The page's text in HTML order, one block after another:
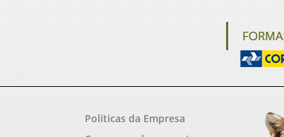
Políticas da Empresa